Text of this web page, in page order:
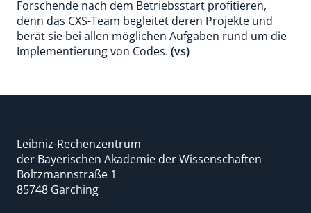
Forschende nach dem Betriebsstart profitieren,
denn das CXS-Team begleitet deren Projekte und
berät sie bei allen möglichen Aufgaben rund um die
Implementierung von Codes. (vs)
Leibniz-Rechenzentrum
der Bayerischen Akademie der Wissenschaften
Boltzmannstraße 1
85748 Garching